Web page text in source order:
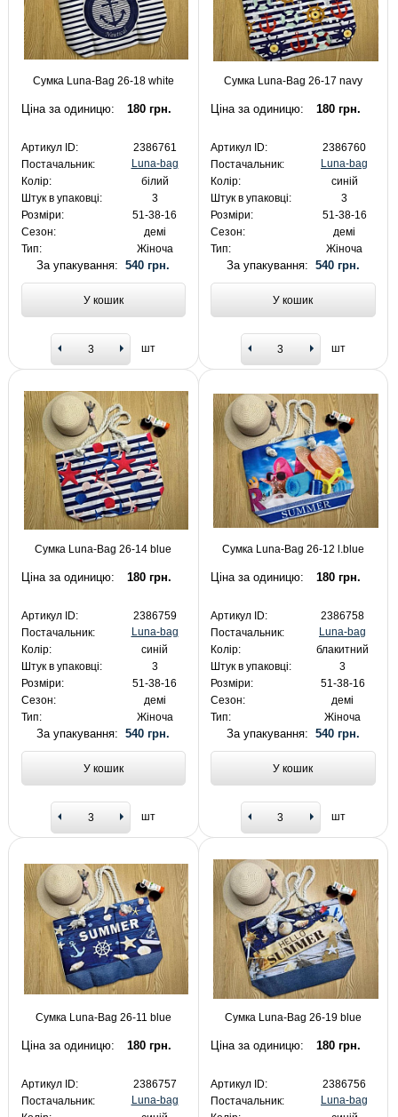
Сумка Luna-Bag 26-18 white
Ціна за одиницю: 180 грн.
Артикул ID:
2386761
Постачальник:
Luna-bag
Колір:
білий
Штук в упаковці:
3
Розміри:
51-38-16
Сезон:
демі
Тип:
Жіноча
За упакування:540 грн.
У кошик
шт
Сумка Luna-Bag 26-17 navy
Ціна за одиницю: 180 грн.
Артикул ID:
2386760
Постачальник:
Luna-bag
Колір:
синій
Штук в упаковці:
3
Розміри:
51-38-16
Сезон:
демі
Тип:
Жіноча
За упакування: 540 грн.
У кошик
шт
Сумка Luna-Bag 26-14 blue
Ціна за одиницю: 180 грн.
Артикул ID:
2386759
Постачальник:
Luna-bag
Колір:
синій
Штук в упаковці:
3
Розміри:
51-38-16
Сезон:
демі
Тип:
Жіноча
За упакування:540 грн.
У кошик
шт
Сумка Luna-Bag 26-12 l.blue
Ціна за одиницю: 180 грн.
Артикул ID:
2386758
Постачальник:
Luna-bag
Колір:
блакитний
Штук в упаковці:
3
Розміри:
51-38-16
Сезон:
демі
Тип:
Жіноча
За упакування: 540 грн.
У кошик
шт
Сумка Luna-Bag 26-11 blue
Ціна за одиницю: 180 грн.
Артикул ID:
2386757
Постачальник:
Luna-bag
Сумка Luna-Bag 26-19 blue
Ціна за одиницю: 180 грн.
Артикул ID:
2386756
Постачальник:
Luna-bag